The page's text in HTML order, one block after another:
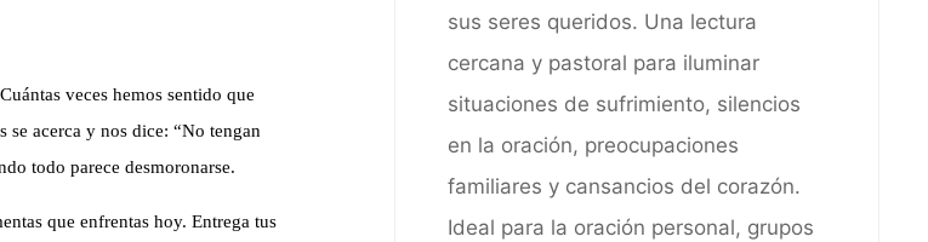
veces hemos sentido que
se acerca y nos dice: “No tengan
todo parece desmoronarse.
que enfrentas hoy. Entrega tus
sus seres queridos. Una lectura
cercana y pastoral para iluminar
situaciones de sufrimiento, silencios
en la oración, preocupaciones
familiares y cansancios del corazón.
Ideal para la oración personal, grupos